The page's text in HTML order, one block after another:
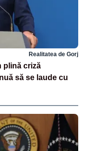
Realitatea de Gorj
plină criză
să se laude cu